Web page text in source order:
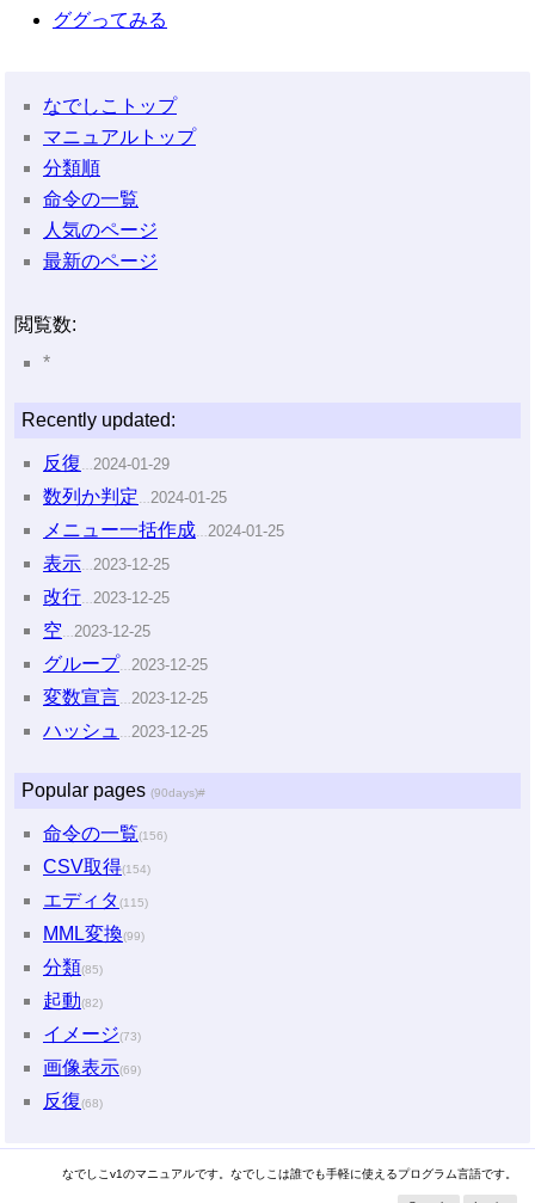
ググってみる
なでしこトップ
マニュアルトップ
分類順
命令の一覧
人気のページ
最新のページ
閲覧数:
*
Recently updated:
反復 2024-01-29
数列か判定 2024-01-25
メニュー一括作成 2024-01-25
表示 2023-12-25
改行 2023-12-25
空 2023-12-25
グループ 2023-12-25
変数宣言 2023-12-25
ハッシュ 2023-12-25
Popular pages (90days)#
命令の一覧(156)
CSV取得(154)
エディタ(115)
MML変換(99)
分類(85)
起動(82)
イメージ(73)
画像表示(69)
反復(68)
なでしこv1のマニュアルです。なでしこは誰でも手軽に使えるプログラム言語です。